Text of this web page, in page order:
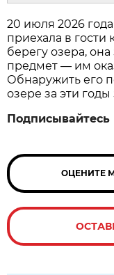
20 июля 2026
приехала в гости
берегу озера,
предмет — им
Обнаружить его
озере за эти
ОЦЕНИТЕ